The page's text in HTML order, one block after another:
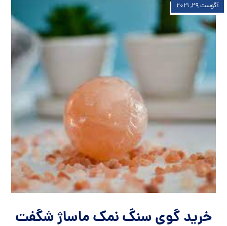
خرید گوی سنگ نمک ماساژ شگفت
آگوست ۲۹, ۲۰۲۱